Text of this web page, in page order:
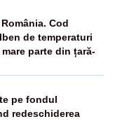
Cod
de temperaturi
parte din țară-
pe fondul
redeschiderea